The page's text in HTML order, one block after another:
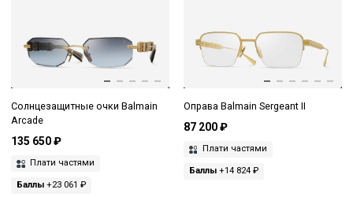
Солнцезащитные очки Balmain
Arcade
135 650 ₽
Плати частями
Баллы +23 061 ₽
Оправа Balmain Sergeant II
87 200 ₽
Плати частями
Баллы+14 824 ₽